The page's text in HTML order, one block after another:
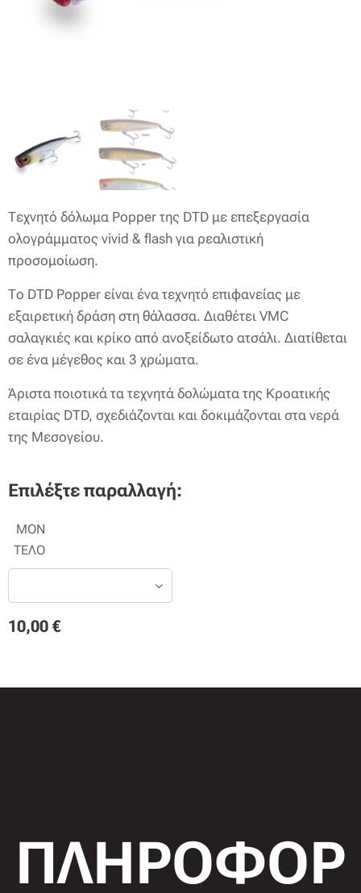
Τεχνητό δόλωμα Popper της DTD με επεξεργασία
ολογράμματος vivid & flash για ρεαλιστική
προσομοίωση.
Το DTD Popper είναι ένα τεχνητό επιφανείας με
εξαιρετική δράση στη θάλασσα. Διαθέτει VMC
σαλαγκιές και κρίκο από ανοξείδωτο ατσάλι. Διατίθεται
σε ένα μέγεθος και 3 χρώματα.
Άριστα ποιοτικά τα τεχνητά δολώματα της Κροατικής
εταιρίας DTD, σχεδιάζονται και δοκιμάζονται στα νερά
της Μεσογείου.
Επιλέξτε παραλλαγή:
ΜΟΝ
ΤΕΛΟ
10,00 €
ΠΛΗΡΟΦΟΡ